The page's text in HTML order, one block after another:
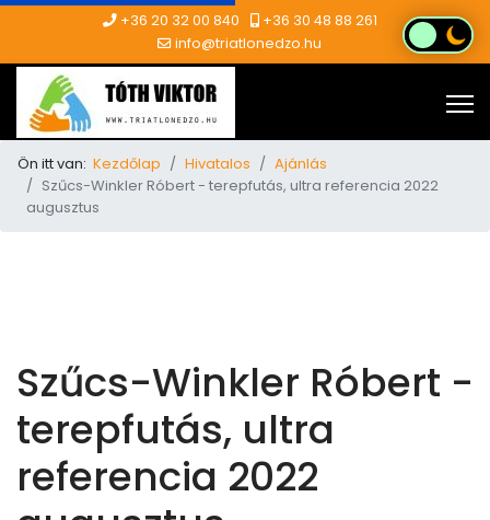
+36 20 32 00 840
+36 30 48 88 261
info@triatlonedzo.hu
Ön itt van: Kezdőlap Hivatalos
Ajánlás
Szűcs-Winkler Róbert - terepfutás, ultra referencia 2022
augusztus
Szűcs-Winkler Róbert -
terepfutás, ultra
referencia 2022